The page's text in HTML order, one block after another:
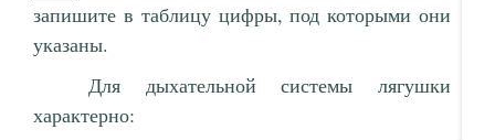
запишите в таблицу цифры, под которыми они
указаны.
Для дыхательной системы лягушки
характерно: